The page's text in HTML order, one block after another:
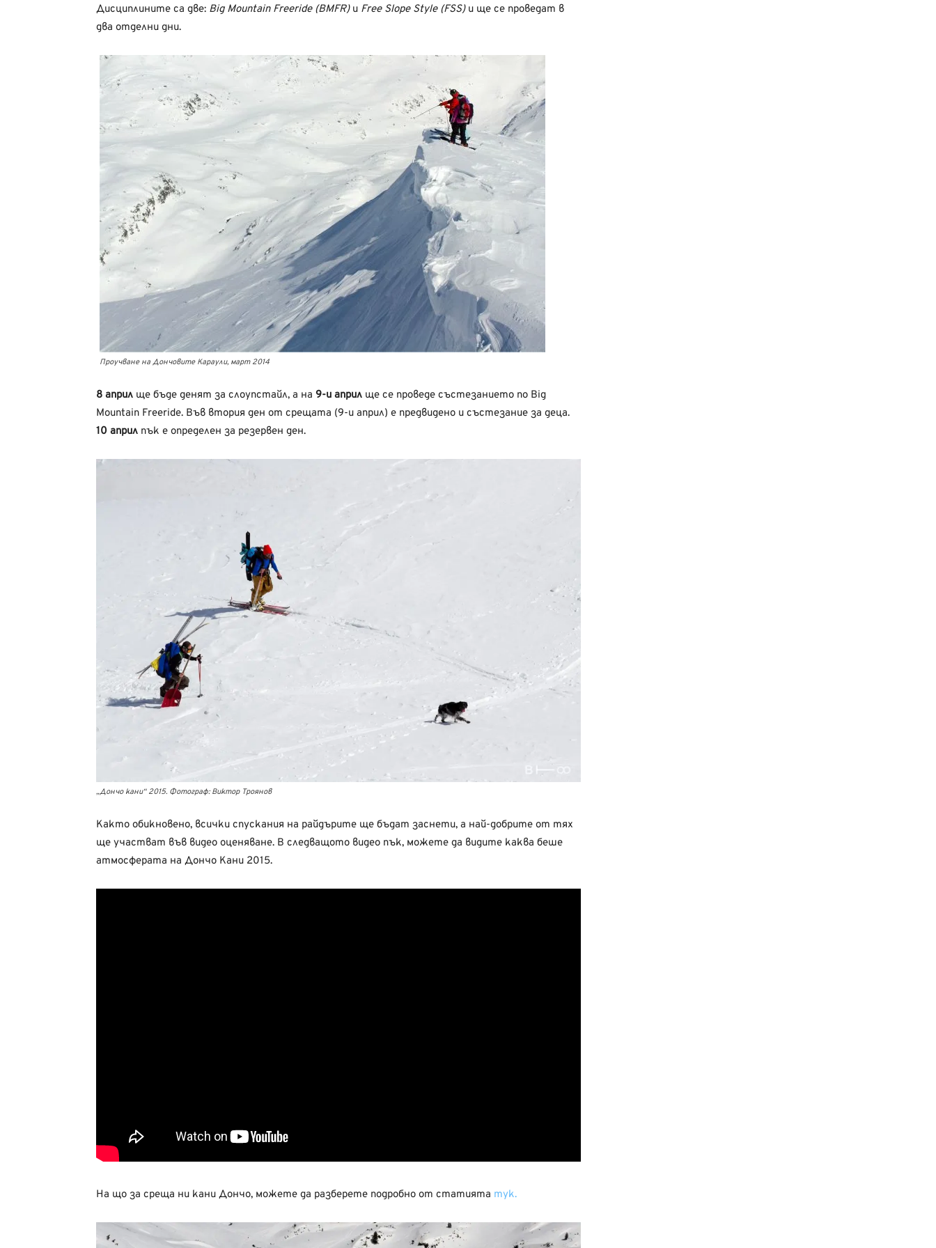
Дисциплините са две: Big Mountain Freeride (BMFR)и Free Slope Style (FSS)и ще се проведат в
два отделни дни.
Проучване на Дончовите Караули, март 2014
8 април ще бъде денят за слоупстайл, а на 9-и април ще се проведе състезанието по Big
Mountain Freeride. Във втория ден от срещата (9-и април) е предвидено и състезание за деца.
10 април пък е определен за резервен ден.
„Дончо кани“ 2015. Фотограф: Виктор Троянов
Както обикновено, всички спускания на райдърите ще бъдат заснети, а най-добрите от тях
ще участват във видео оценяване. В следващото видео пък, можете да видите каква беше
атмосферата на Дончо Кани 2015.
На що за среща ни кани Дончо, можете да разберете подробно от статията тук.